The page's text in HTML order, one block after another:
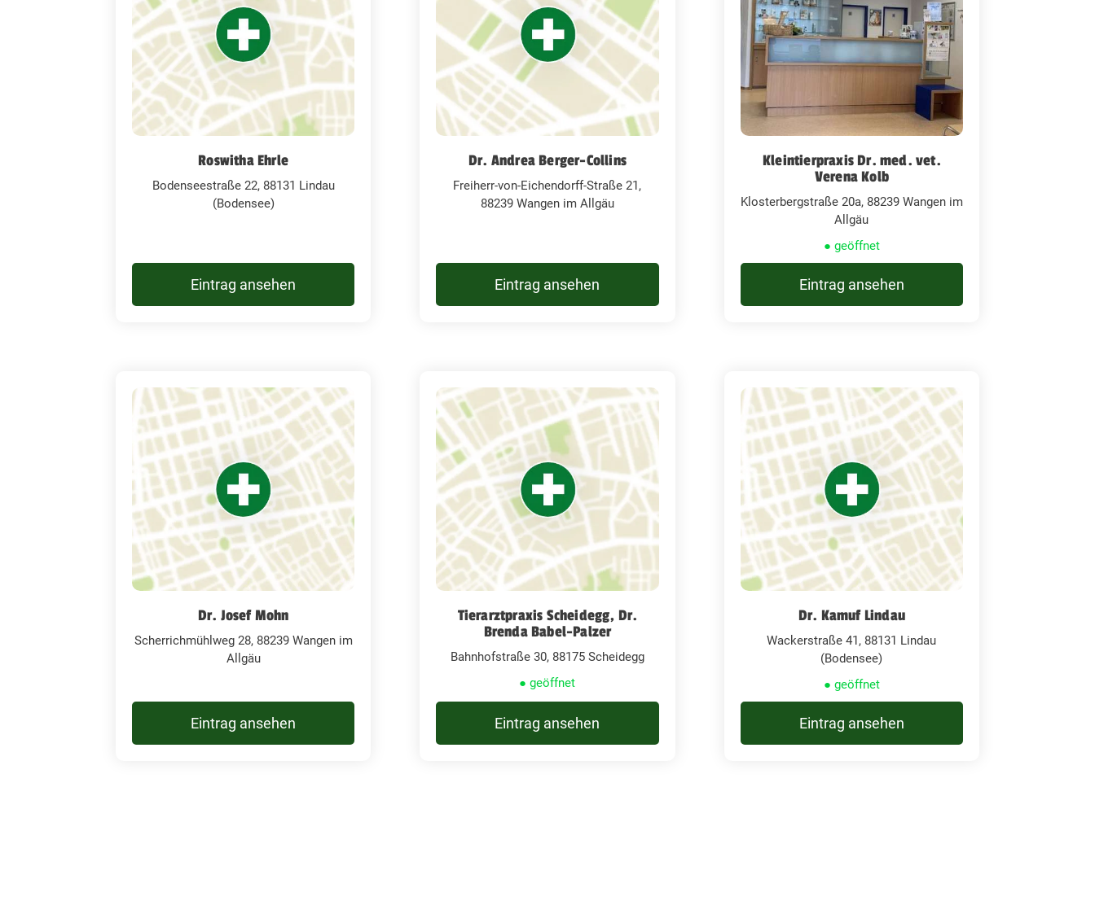
Roswitha Ehrle
Bodenseestraße 22, 88131 Lindau
(Bodensee)
Eintrag ansehen
Dr. Andrea Berger-Collins
Freiherr-von-Eichendorff-Straße 21,
88239 Wangen im Allgäu
Eintrag ansehen
Kleintierpraxis Dr. med. vet.
Verena Kolb
Klosterbergstraße 20a, 88239 Wangen im
Allgäu
● geöffnet
Eintrag ansehen
Dr. Josef Mohn
Scherrichmühlweg 28, 88239 Wangen im
Allgäu
Eintrag ansehen
Tierarztpraxis Scheidegg, Dr.
Brenda Babel-Palzer
Bahnhofstraße 30, 88175 Scheidegg
● geöffnet
Eintrag ansehen
Dr. Kamuf Lindau
Wackerstraße 41, 88131 Lindau
(Bodensee)
● geöffnet
Eintrag ansehen